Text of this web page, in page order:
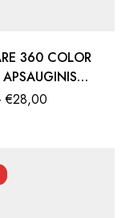
360 COLOR
APSAUGINIS
SAULĖS SPF
€28,00